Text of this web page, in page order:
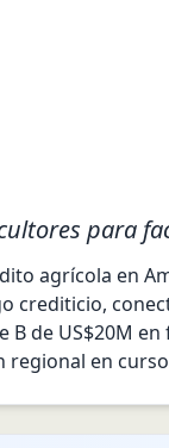
para
agrícola en
crediticio,
de US$20M
regional en